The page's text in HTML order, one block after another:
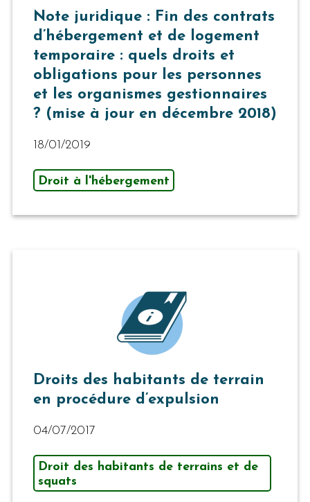
Note juridique : Fin des contrats
d’hébergement et de logement
temporaire : quels droits et
obligations pour les personnes
et les organismes gestionnaires
? (mise à jour en décembre 2018)
18/01/2019
Droit à l'hébergement
Droits des habitants de terrain
en procédure d’expulsion
04/07/2017
Droit des habitants de terrains et de
squats